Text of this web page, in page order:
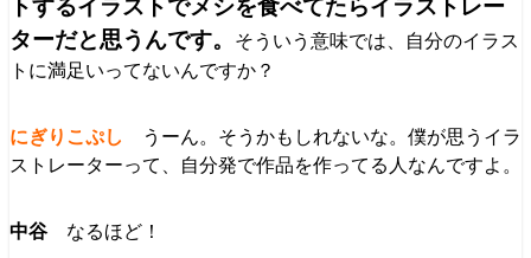
トするイラストでメシを食べてたらイラストレー
ターだと思うんです。
そういう意味では、自分のイラス
トに満足いってないんですか？
うーん。そうかもしれないな。僕が思うイラ
ストレーターって、自分発で作品を作ってる人なんですよ。
なるほど！